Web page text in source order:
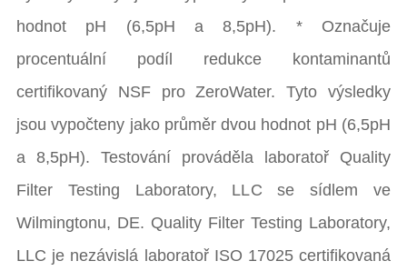
hodnot pH (6,5pH a 8,5pH). * Označuje
procentuální podíl redukce kontaminantů
certifikovaný NSF pro ZeroWater. Tyto výsledky
jsou vypočteny jako průměr dvou hodnot pH (6,5pH
a 8,5pH). Testování prováděla laboratoř Quality
Filter Testing Laboratory, LLC se sídlem ve
Wilmingtonu, DE. Quality Filter Testing Laboratory,
LLC je nezávislá laboratoř ISO 17025 certifikovaná